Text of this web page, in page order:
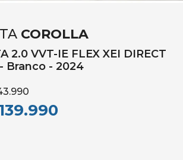
COROLLA
2.0 VVT-IE FLEX XEI DIRECT
Branco - 2024